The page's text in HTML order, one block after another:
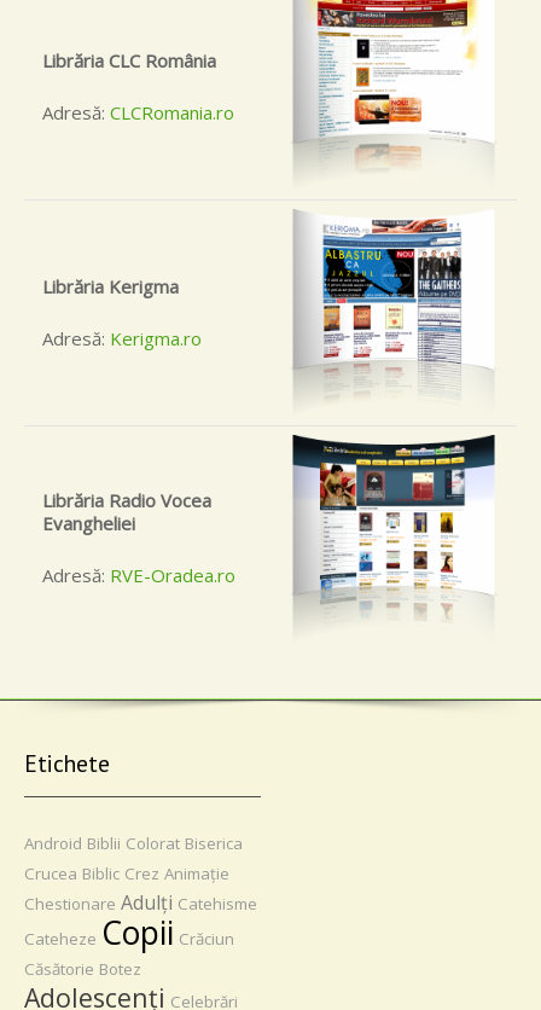
Librăria CLC România
Adresă: CLCRomania.ro
Librăria Kerigma
Adresă: Kerigma.ro
Librăria Radio Vocea
Evangheliei
Adresă: RVE-Oradea.ro
Etichete
Android Biblii Colorat Biserica
Crucea Biblic Crez Animaţie
Chestionare Adulţi Catehisme
Cateheze Copii Crăciun
Căsătorie Botez
Adolescenţi Celebrări